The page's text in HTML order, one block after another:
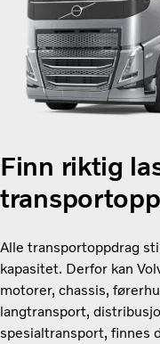
Finn riktig
Alle transportoppdrag
kapasitet. Derfor kan
motorer, chassis,
langtransport,
spesialtransport, finnes